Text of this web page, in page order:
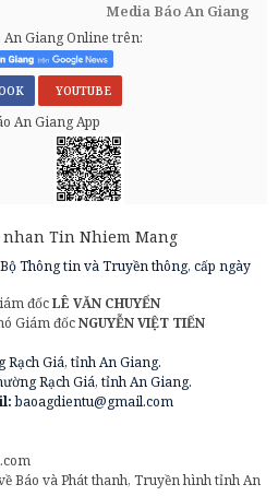
Media Báo An Giang
An Giang Online trên:
YOUTUBE
An Giang App
Thông tin và Truyền thông, cấp ngày
đốcLÊ VĂN CHUYỂN
Giám đốcNGUYỄN VIỆT TIẾN
Rạch Giá, tỉnh An Giang.
Rạch Giá, tỉnh An Giang.
baoagdientu@gmail.com
Báo và Phát thanh, Truyền hình tỉnh An